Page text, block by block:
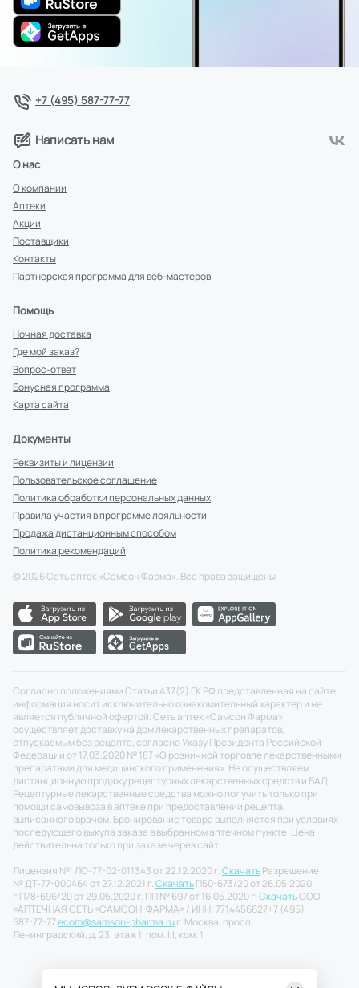
+7 (495) 587-77-77
Написать нам
О нас
О компании
Аптеки
Акции
Поставщики
Контакты
Партнерская программа для веб-мастеров
Помощь
Ночная доставка
Где мой заказ?
Вопрос-ответ
Бонусная программа
Карта сайта
Документы
Реквизиты и лицензии
Пользовательское соглашение
Политика обработки персональных данных
Правила участия в программе лояльности
Продажа дистанционным способом
Политика рекомендаций
© 2026Сеть аптек «Самсон Фарма». Все права защищены
Согласно положениями Статьи 437(2) ГК РФ представленная на сайте
информация носит исключительно ознакомительный характер и не
является публичной офертой. Сеть аптек «Самсон Фарма»
осуществляет доставку на дом лекарственных препаратов,
отпускаемым без рецепта, согласно Указу Президента Российской
Федерации от 17.03.2020 № 187 «О розничной торговле лекарственными
препаратами для медицинского применения». Не осуществляем
дистанционную продажу рецептурных лекарственных средств и БАД.
Рецептурные лекарственные средства можно получить только при
помощи самовывоза в аптеке при предоставлении рецепта,
выписанного врачом. Бронирование товара выполняется при условиях
последующего выкупа заказа в выбранном аптечном пункте. Цена
действительна только при заказе через сайт.
Лицензия №: ЛО-77-02-011343 от 22.12.2020 г.СкачатьРазрешение
№ ДТ-77-000464 от 27.12.2021 г.СкачатьП50-673/20 от 26.05.2020
г.П78-696/20 от 29.05.2020 г. ПП № 697 от 16.05.2020 г.СкачатьООО
«АПТЕЧНАЯ СЕТЬ «САМСОН-ФАРМА» / ИНН: 7714456627+7 (495)
587-77-77ecom@samson-pharma.ruг. Москва, просп.
Ленинградский, д. 23, этаж 1, пом. III, ком. 1